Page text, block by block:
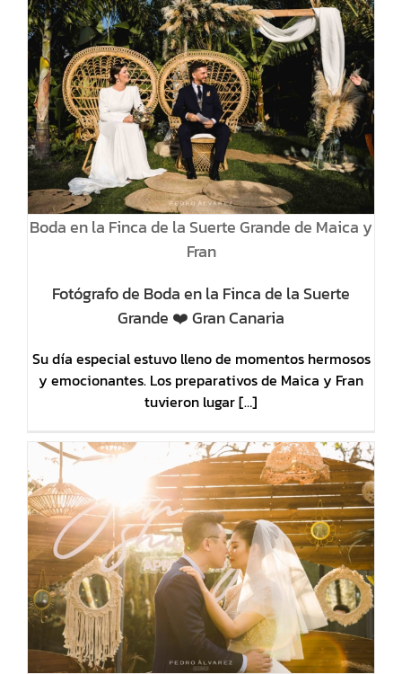
Boda en la Finca de la Suerte Grande de Maica y
Fran
Fotógrafo de Boda en la Finca de la Suerte
Grande ❤️ Gran Canaria
Su día especial estuvo lleno de momentos hermosos
y emocionantes. Los preparativos de Maica y Fran
tuvieron lugar […]